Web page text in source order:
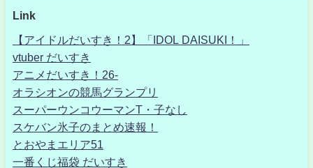
Link
【アイドルだいすき！2】「IDOL DAISUKI！」
vtuber だいすき
アニメだいすき！26-
オラシオンの競馬グランプリ
スーパーウンコウーマンT・子なし
スケバン氷子のまとめ速報！
とおやまエリア51
一番くじ福袋 だいすき